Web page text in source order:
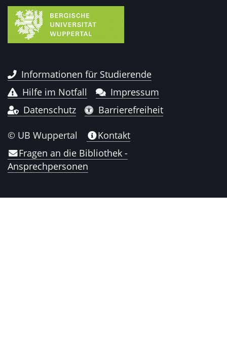
Informationen für Studierende
Hilfe im Notfall
Impressum
Datenschutz
Barrierefreiheit
© UB Wuppertal
Kontakt
Fragen an die Bibliothek -
Ansprechpersonen